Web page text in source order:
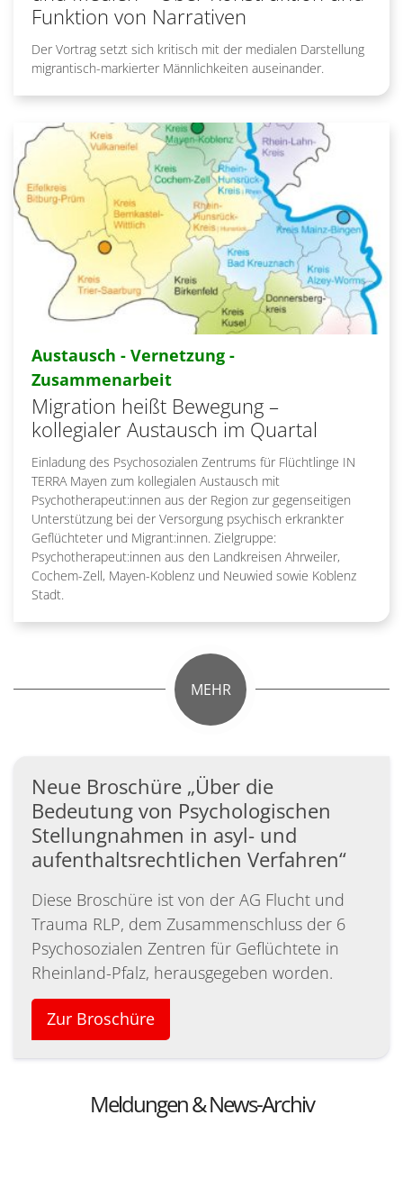
Funktion von Narrativen
Der Vortrag setzt sich kritisch mit der medialen Darstellung
migrantisch-markierter Männlichkeiten auseinander.
Austausch - Vernetzung -
Zusammenarbeit:
Migration heißt Bewegung –
kollegialer Austausch im Quartal
Einladung des Psychosozialen Zentrums für Flüchtlinge IN
TERRA Mayen zum kollegialen Austausch mit
Psychotherapeut:innen aus der Region zur gegenseitigen
Unterstützung bei der Versorgung psychisch erkrankter
Geflüchteter und Migrant:innen. Zielgruppe:
Psychotherapeut:innen aus den Landkreisen Ahrweiler,
Cochem-Zell, Mayen-Koblenz und Neuwied sowie Koblenz
Stadt.
MEHR
Neue Broschüre „Über die
Bedeutung von Psychologischen
Stellungnahmen in asyl- und
aufenthaltsrechtlichen Verfahren“
Diese Broschüre ist von der AG Flucht und
Trauma RLP, dem Zusammenschluss der 6
Psychosozialen Zentren für Geflüchtete in
Rheinland-Pfalz, herausgegeben worden.
Zur Broschüre
Meldungen & News-Archiv